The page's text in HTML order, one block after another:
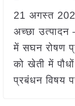
21 अगस्त
अच्छा उत्पादन
में सघन रोषण
को खेती में
प्रबंधन विषय